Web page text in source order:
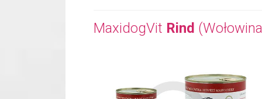
MaxidogVit Rind